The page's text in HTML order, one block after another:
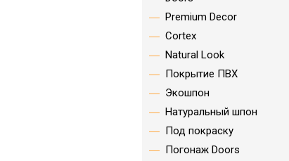
Premium Decor
Cortex
Natural Look
Покрытие ПВХ
Экошпон
Натуральный шпон
Под покраску
Погонаж Doors